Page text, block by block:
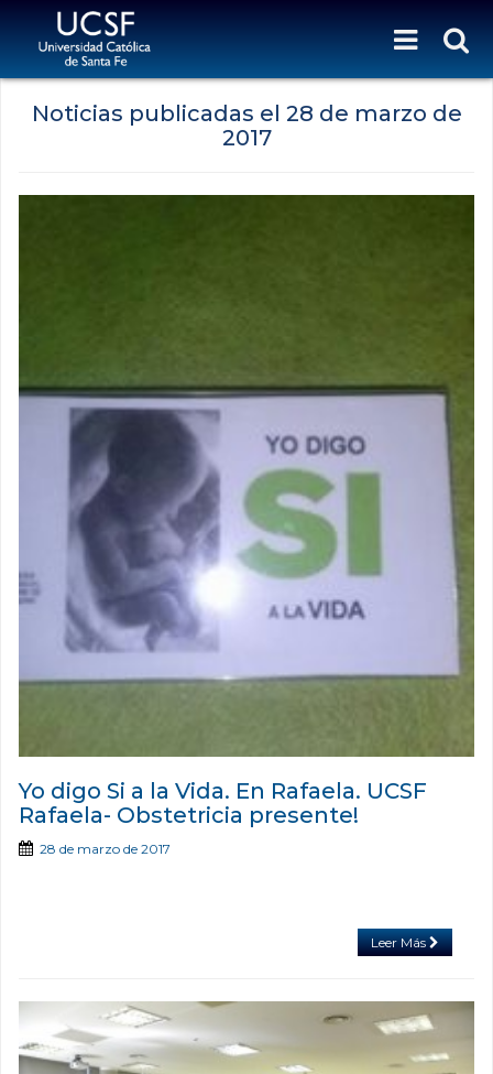
Noticias publicadas el 28 de marzo de
2017
Yo digo Si a la Vida. En Rafaela. UCSF
Rafaela- Obstetricia presente!
28 de marzo de 2017
Leer Más